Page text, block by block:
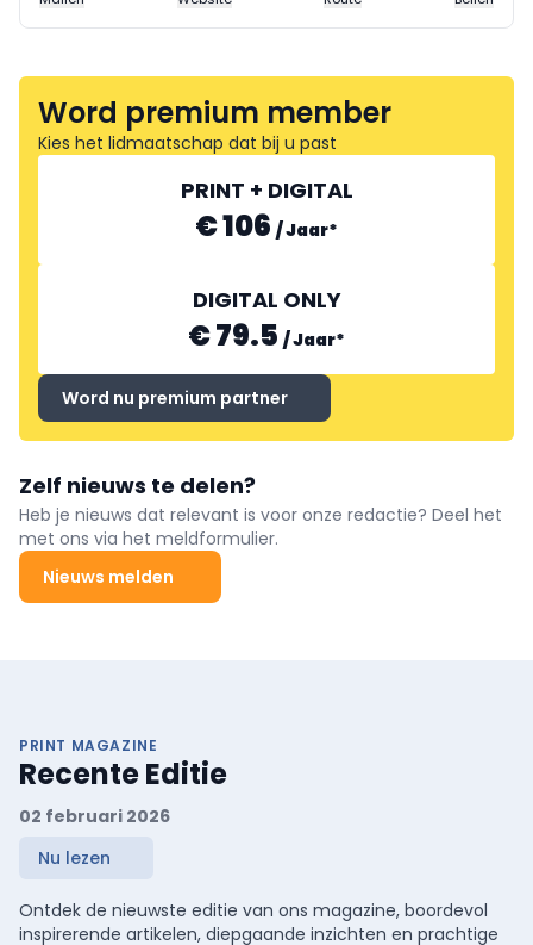
Word premium member
Kies het lidmaatschap dat bij u past
PRINT + DIGITAL
€ 106 /Jaar*
DIGITAL ONLY
€ 79.5 /Jaar*
Word nu premium partner
Zelf nieuws te delen?
Heb je nieuws dat relevant is voor onze redactie? Deel het
met ons via het meldformulier.
Nieuws melden
PRINT MAGAZINE
Recente Editie
02 februari 2026
Nu lezen
Ontdek de nieuwste editie van ons magazine, boordevol
inspirerende artikelen, diepgaande inzichten en prachtige